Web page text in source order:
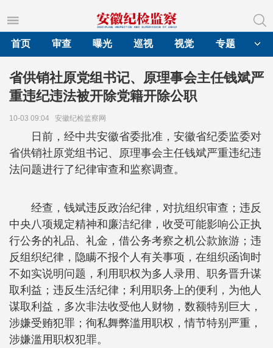
首页
审查 曝光 巡视 视觉 专题
省供销社原党组书记、原理事会主任钱斌严
重违纪违法被开除党籍开除公职
10-03 09:04 安徽纪检监察网
日前，经中共安徽省委批准，安徽省纪委监委对
省供销社原党组书记、原理事会主任钱斌严重违纪违
法问题进行了纪律审查和监察调查。
经查，钱斌违反政治纪律，对抗组织审查；违反
中央八项规定精神和廉洁纪律，收受可能影响公正执
行公务的礼品、礼金，借公务考察之机公款旅游；违
反组织纪律，隐瞒不报个人有关事项，在组织函询时
不如实说明问题，利用职权为多人录用、职务晋升谋
取利益；违反生活纪律；利用职务上的便利，为他人
谋取利益，多次非法收受他人财物，数额特别巨大，
涉嫌受贿犯罪；徇私舞弊滥用职权，情节特别严重，
涉嫌滥用职权犯罪。